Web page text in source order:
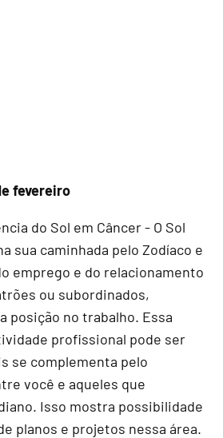
fevereiro
do Sol em Câncer - O Sol
sua caminhada pelo Zodíaco e
emprego e do relacionamento
ou subordinados,
posição no trabalho. Essa
profissional pode ser
se complementa pelo
você e aqueles que
Isso mostra possibilidade
planos e projetos nessa área.